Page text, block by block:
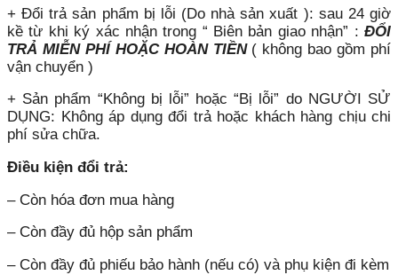
+ Đổi trả sản phẩm bị lỗi (Do nhà sản xuất ): sau 24 giờ
kề từ khi ký xác nhận trong “ Biên bản giao nhận” : ĐỔI
TRẢ MIỄN PHÍ HOẶC HOÀN TIỀN( không bao gồm phí
vận chuyển )
+ Sản phẩm “Không bị lỗi” hoặc “Bị lỗi” do NGƯỜI SỬ
DỤNG: Không áp dụng đổi trả hoặc khách hàng chịu chi
phí sửa chữa.
Điều kiện đổi trả:
– Còn hóa đơn mua hàng
– Còn đầy đủ hộp sản phẩm
– Còn đầy đủ phiếu bảo hành (nếu có) và phụ kiện đi kèm